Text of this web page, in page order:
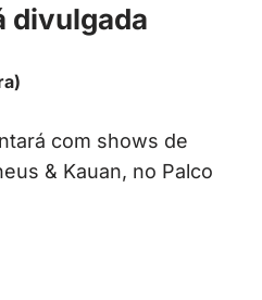
divulgada
com shows de
& Kauan, no Palco